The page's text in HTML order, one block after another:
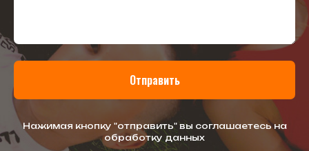
Отправить
Нажимая кнопку "отправить" вы соглашаетесь на
обработку данных